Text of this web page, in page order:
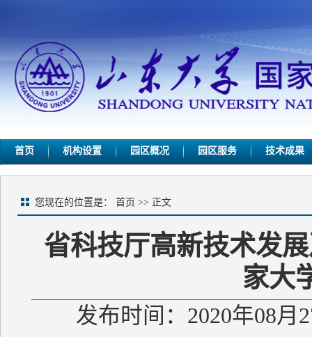
首页 机构设置 园区概况 园区服务 技术成果
您现在的位置是： 首页 >> 正文
省科技厅高新技术发
家大
发布时间：2020年08